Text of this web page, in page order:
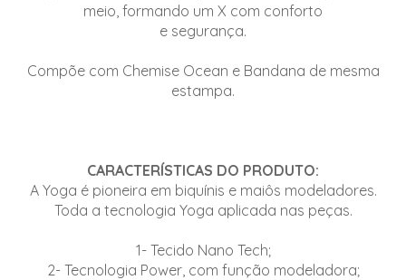
meio, formando um X com conforto
e segurança.
Compõe com Chemise Ocean e Bandana de mesma
estampa.
CARACTERÍSTICAS DO PRODUTO:
A Yoga é pioneira em biquínis e maiôs modeladores.
Toda a tecnologia Yoga aplicada nas peças.
1- Tecido Nano Tech;
2- Tecnologia Power, com função modeladora;